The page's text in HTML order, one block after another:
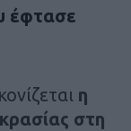
έφτασε
η
στη